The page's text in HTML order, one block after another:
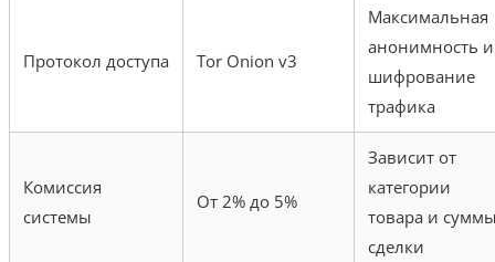
Протокол доступа Tor Onion v3
Максимальная
анонимность и
шифрование
трафика
Комиссия
системы
От 2% до 5%
Зависит от
категории
товара и
сделки